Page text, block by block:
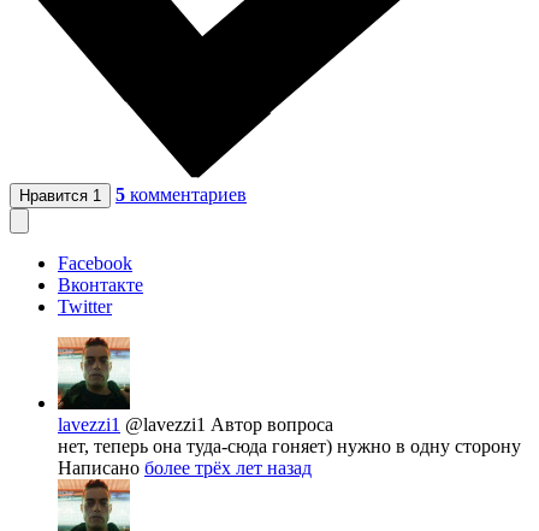
Нравится 1 5 комментариев
Facebook
Вконтакте
Twitter
lavezzi1 @lavezzi1 Автор вопроса
нет, теперь она туда-сюда гоняет) нужно в одну сторону
Написано более трёх лет назад